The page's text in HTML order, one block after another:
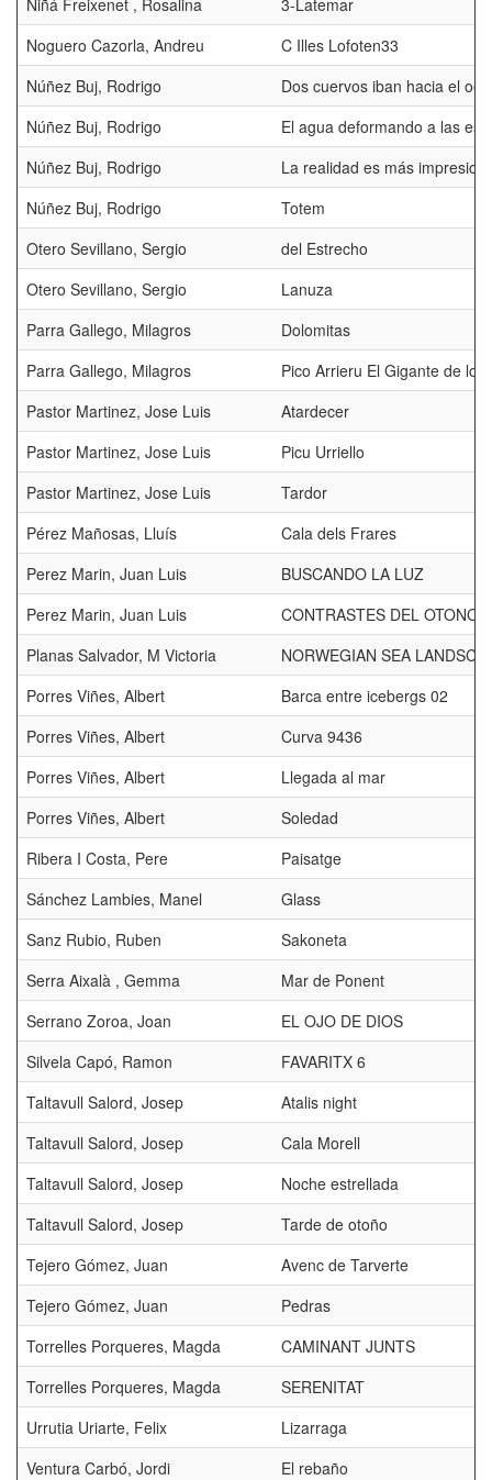
Niñá Freixenet , Rosalina
3-Latemar
Noguero Cazorla, Andreu
C Illes Lofoten33
Núñez Buj, Rodrigo
Dos cuervos iban hacia el
Núñez Buj, Rodrigo
El agua deformando a las
Núñez Buj, Rodrigo
La realidad es más
Núñez Buj, Rodrigo
Totem
Otero Sevillano, Sergio
del Estrecho
Otero Sevillano, Sergio
Lanuza
Parra Gallego, Milagros
Dolomitas
Parra Gallego, Milagros
Pico Arrieru El Gigante de los
Pastor Martinez, Jose Luis
Atardecer
Pastor Martinez, Jose Luis
Picu Urriello
Pastor Martinez, Jose Luis
Tardor
Pérez Mañosas, Lluís
Cala dels Frares
Perez Marin, Juan Luis
BUSCANDO LA LUZ
Perez Marin, Juan Luis
CONTRASTES DEL OTONO
Planas Salvador, M Victoria
NORWEGIAN SEA
Porres Viñes, Albert
Barca entre icebergs 02
Porres Viñes, Albert
Curva 9436
Porres Viñes, Albert
Llegada al mar
Porres Viñes, Albert
Soledad
Ribera I Costa, Pere
Paisatge
Sánchez Lambies, Manel
Glass
Sanz Rubio, Ruben
Sakoneta
Serra Aixalà , Gemma
Mar de Ponent
Serrano Zoroa, Joan
EL OJO DE DIOS
Silvela Capó, Ramon
FAVARITX 6
Taltavull Salord, Josep
Atalis night
Taltavull Salord, Josep
Cala Morell
Taltavull Salord, Josep
Noche estrellada
Taltavull Salord, Josep
Tarde de otoño
Tejero Gómez, Juan
Avenc de Tarverte
Tejero Gómez, Juan
Pedras
Torrelles Porqueres, Magda
CAMINANT JUNTS
Torrelles Porqueres, Magda
SERENITAT
Urrutia Uriarte, Felix
Lizarraga
Ventura Carbó, Jordi
El rebaño